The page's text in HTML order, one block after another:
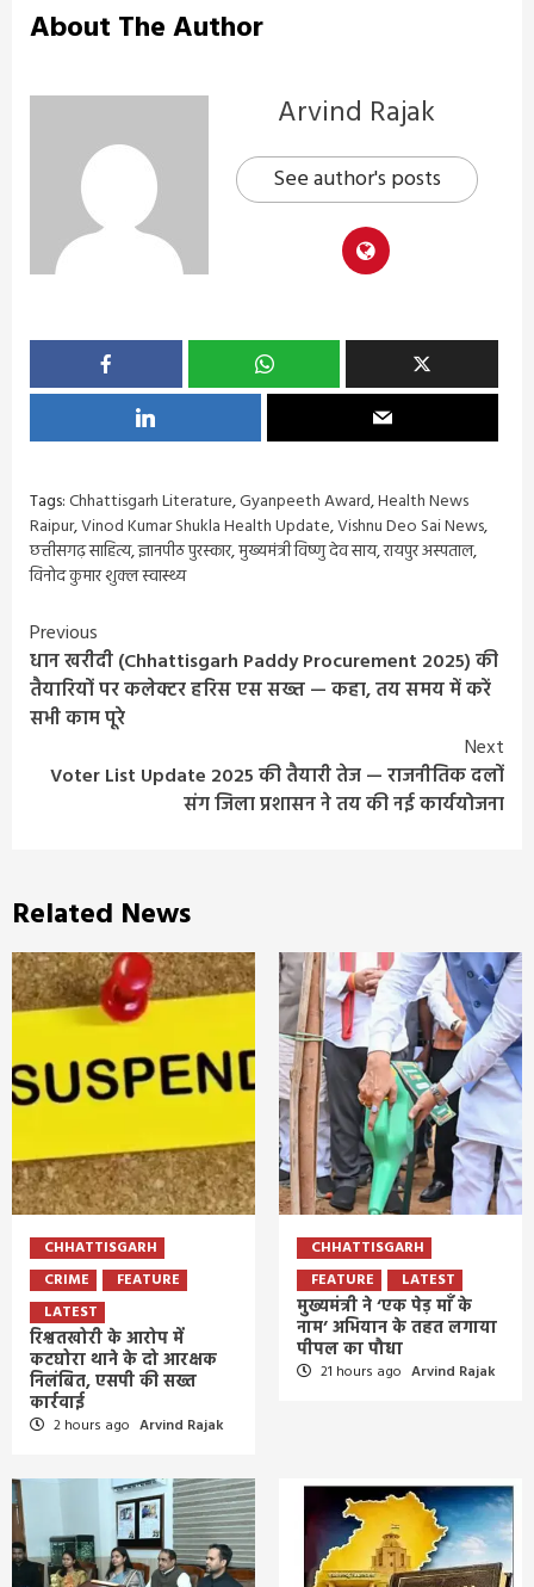
About The Author
Arvind Rajak
See author's posts
Tags:Chhattisgarh Literature,Gyanpeeth Award,Health News
Raipur,Vinod Kumar Shukla Health Update,Vishnu Deo Sai News,
छत्तीसगढ़ साहित्य,ज्ञानपीठ पुरस्कार,मुख्यमंत्री विष्णु देव साय,रायपुर अस्पताल,
विनोद कुमार शुक्ल स्वास्थ्य
Continue
Reading
Previous
धान खरीदी (Chhattisgarh Paddy Procurement 2025) की
तैयारियों पर कलेक्टर हरिस एस सख्त — कहा, तय समय में करें
सभी काम पूरे
Next
Voter List Update 2025 की तैयारी तेज — राजनीतिक दलों
संग जिला प्रशासन ने तय की नई कार्ययोजना
Related News
CHHATTISGARH
CRIME
FEATURE
LATEST
रिश्वतखोरी के आरोप में
कटघोरा थाने के दो आरक्षक
निलंबित, एसपी की सख्त
कार्रवाई
2 hours ago Arvind Rajak
CHHATTISGARH
FEATURE
LATEST
मुख्यमंत्री ने ‘एक पेड़ माँ के
नाम’ अभियान के तहत लगाया
पीपल का पौधा
21 hours ago Arvind Rajak